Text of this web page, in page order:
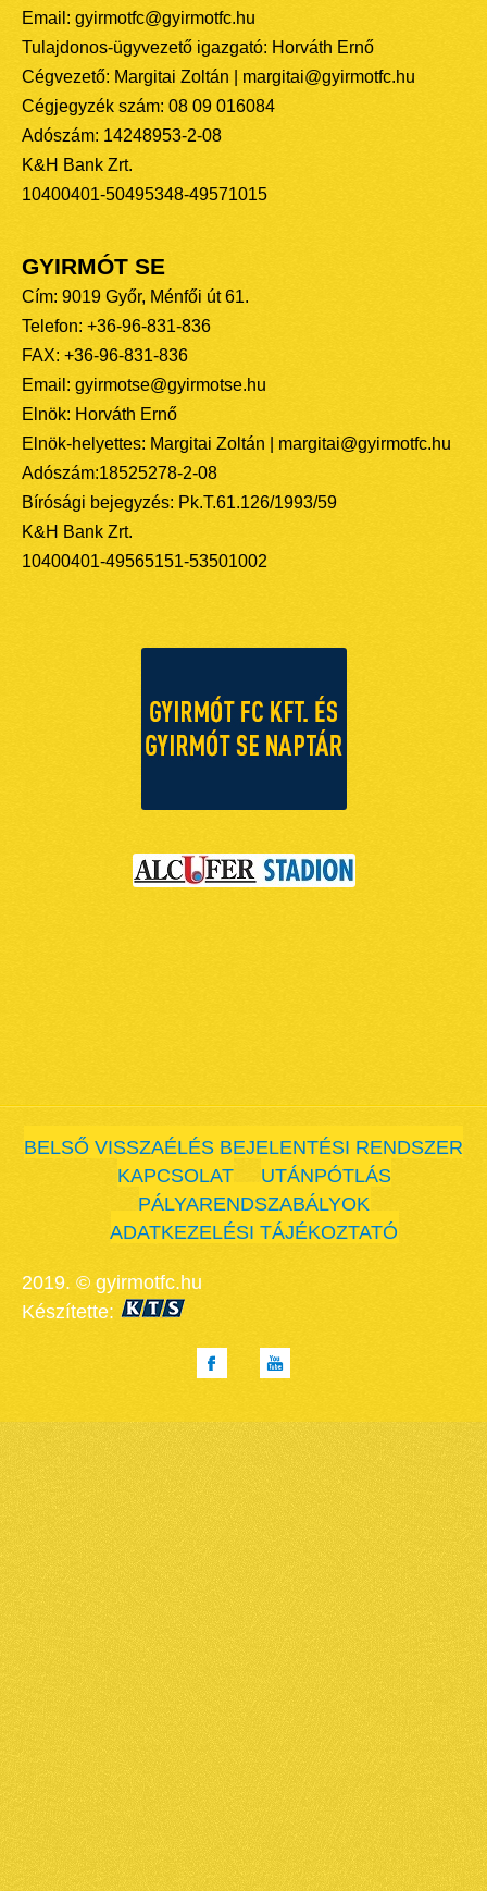
Email: gyirmotfc@gyirmotfc.hu
Tulajdonos-ügyvezető igazgató: Horváth Ernő
Cégvezető: Margitai Zoltán | margitai@gyirmotfc.hu
Cégjegyzék szám: 08 09 016084
Adószám: 14248953-2-08
K&H Bank Zrt.
10400401-50495348-49571015
GYIRMÓT SE
Cím: 9019 Győr, Ménfői út 61.
Telefon: +36-96-831-836
FAX: +36-96-831-836
Email: gyirmotse@gyirmotse.hu
Elnök: Horváth Ernő
Elnök-helyettes: Margitai Zoltán | margitai@gyirmotfc.hu
Adószám:18525278-2-08
Bírósági bejegyzés: Pk.T.61.126/1993/59
K&H Bank Zrt.
10400401-49565151-53501002
BELSŐ VISSZAÉLÉS BEJELENTÉSI RENDSZER
KAPCSOLAT
UTÁNPÓTLÁS
PÁLYARENDSZABÁLYOK
ADATKEZELÉSI TÁJÉKOZTATÓ
2019. © gyirmotfc.hu
Készítette: